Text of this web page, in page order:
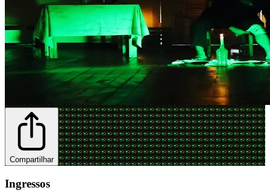
Compartilhar
Ingressos